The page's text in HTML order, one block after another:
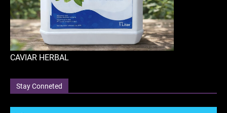
CAVIAR HERBAL
Stay Conneted